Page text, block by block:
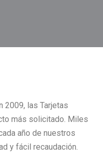
2009, las Tarjetas
más solicitado. Miles
año de nuestros
y fácil recaudación.